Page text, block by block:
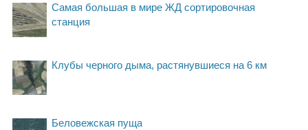
Самая большая в мире ЖД сортировочная
станция
Клубы черного дыма, растянувшиеся на 6 км
Беловежская пуща